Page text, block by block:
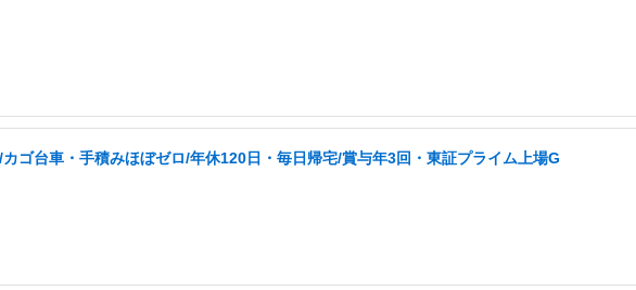
ゴ台車・手積みほぼゼロ/年休120日・毎日帰宅/賞与年3回・東証プライム上場G